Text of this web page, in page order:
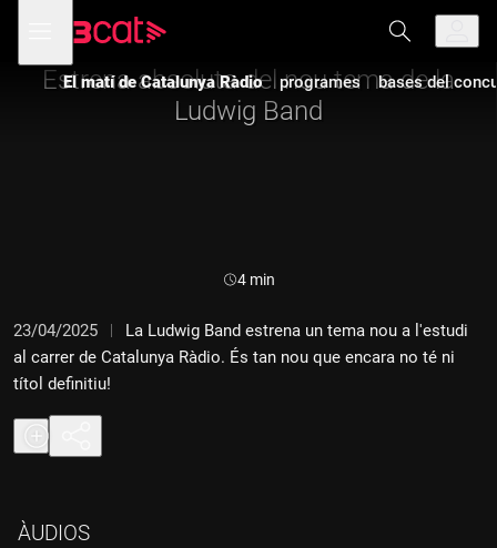
navegació
principal
menú
de
El matí de Catalunya Ràdio programes bases del
Estrena absoluta del nou tema de la
Ludwig Band
Durada:
4 min
23/04/2025
La Ludwig Band estrena un tema nou a l'estudi
al carrer de Catalunya Ràdio. És tan nou que encara no té ni
títol definitiu!
ÀUDIOS